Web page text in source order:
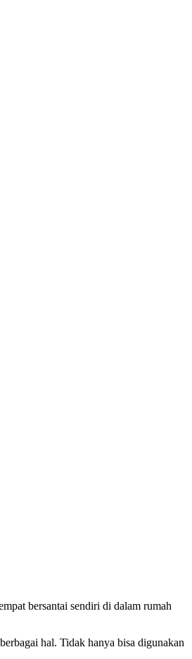
bersantai sendiri di dalam rumah
hal. Tidak hanya bisa digunakan